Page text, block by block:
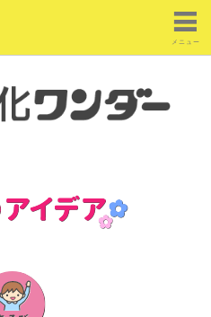
メニュー